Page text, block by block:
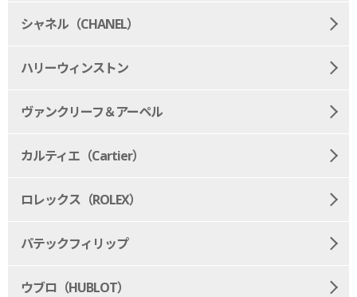
シャネル（CHANEL）
ハリーウィンストン
ヴァンクリーフ＆アーペル
カルティエ（Cartier）
ロレックス（ROLEX）
パテックフィリップ
ウブロ（HUBLOT）